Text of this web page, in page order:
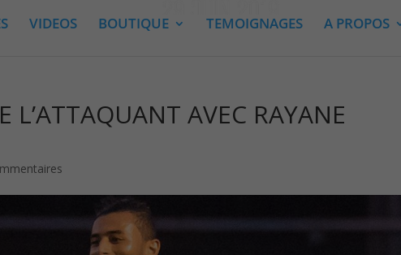
VIDEOS BOUTIQUE TEMOIGNAGES A PROPOS
L’ATTAQUANT AVEC RAYANE